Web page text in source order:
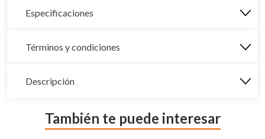
Especificaciones
Términos y condiciones
Descripción
También te puede interesar